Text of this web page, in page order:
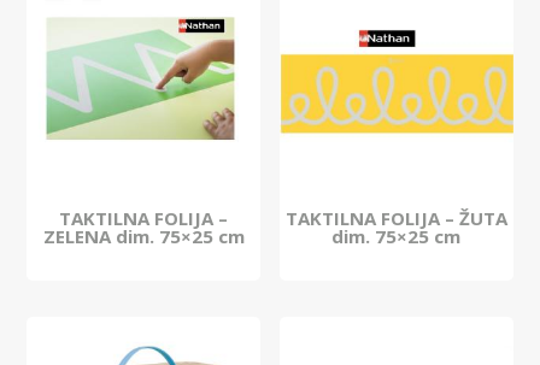
TAKTILNA FOLIJA –
ZELENA dim. 75×25 cm
TAKTILNA FOLIJA – ŽUTA
dim. 75×25 cm